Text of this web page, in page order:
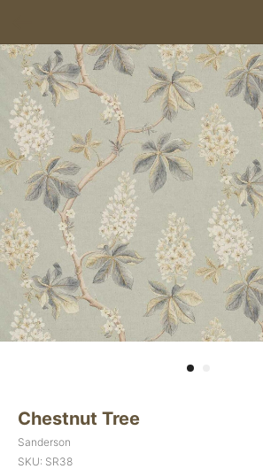
Chestnut Tree
Sanderson
SKU: SR38